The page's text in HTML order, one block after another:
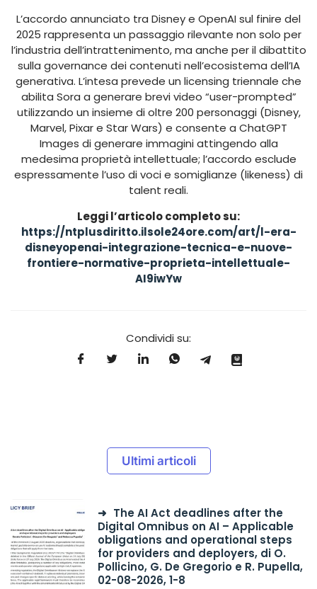
L’accordo annunciato tra Disney e OpenAI sul finire del
2025 rappresenta un passaggio rilevante non solo per
l’industria dell’intrattenimento, ma anche per il dibattito
sulla governance dei contenuti nell’ecosistema dell’IA
generativa. L’intesa prevede un licensing triennale che
abilita Sora a generare brevi video “user-prompted”
utilizzando un insieme di oltre 200 personaggi (Disney,
Marvel, Pixar e Star Wars) e consente a ChatGPT
Images di generare immagini attingendo alla
medesima proprietà intellettuale; l’accordo esclude
espressamente l’uso di voci e somiglianze (likeness) di
talent reali.
Leggi l’articolo completo su:
https://ntplusdiritto.ilsole24ore.com/art/l-era-
disneyopenai-integrazione-tecnica-e-nuove-
frontiere-normative-proprieta-intellettuale-
AI9iwYw
Condividi su:
Ultimi articoli
The AI Act deadlines after the
Digital Omnibus on AI – Applicable
obligations and operational steps
for providers and deployers, di O.
Pollicino, G. De Gregorio e R. Pupella,
02-08-2026, 1-8